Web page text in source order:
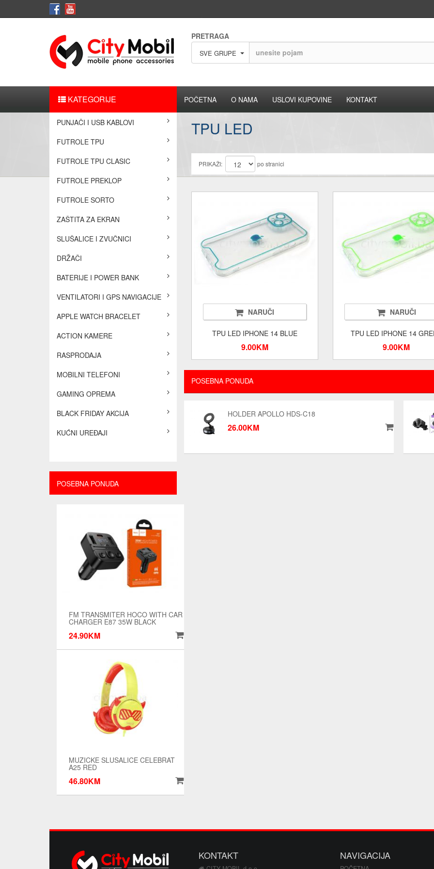
PRETRAGA
SVE GRUPE
KATEGORIJE
PUNJAČI I USB KABLOVI
FUTROLE TPU
FUTROLE TPU CLASIC
FUTROLE PREKLOP
FUTROLE SORTO
ZAŠTITA ZA EKRAN
SLUŠALICE I ZVUČNICI
DRŽAČI
BATERIJE I POWER BANK
VENTILATORI I GPS NAVIGACIJE
APPLE WATCH BRACELET
ACTION KAMERE
RASPRODAJA
MOBILNI TELEFONI
GAMING OPREMA
BLACK FRIDAY AKCIJA
KUĆNI UREĐAJI
POSEBNA PONUDA
FM TRANSMITER HOCO WITH CAR
CHARGER E87 35W BLACK
24.90KM
MUZICKE SLUSALICE CELEBRAT
A25 RED
46.80KM
POČETNA O NAMA USLOVI KUPOVINE KONTAKT
TPU LED
PRIKAŽI: po stranici
NARUČI
TPU LED IPHONE 14 BLUE
9.00KM
NARUČI
TPU LED IPHONE 14
9.00KM
POSEBNA PONUDA
HOLDER APOLLO HDS-C18
26.00KM
KONTAKT NAVIGACIJA